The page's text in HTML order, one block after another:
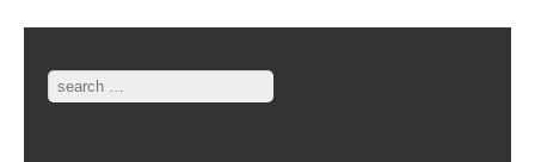
Post navigation
Search